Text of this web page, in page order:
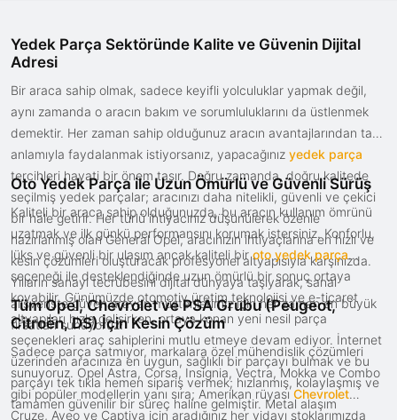
Yedek Parça Sektöründe Kalite ve Güvenin Dijital
Adresi
Bir araca sahip olmak, sadece keyifli yolculuklar yapmak değil,
aynı zamanda o aracın bakım ve sorumluluklarını da üstlenmek
demektir. Her zaman sahip olduğunuz aracın avantajlarından tam
anlamıyla faydalanmak istiyorsanız, yapacağınız yedek parça
tercihleri hayati bir önem taşır. Doğru zamanda, doğru kalitede
seçilmiş yedek parçalar; aracınızı daha nitelikli, güvenli ve çekici
bir hale getirir. Her türlü ihtiyacınız düşünülerek özenle
hazırlanmış olan General Opel, aracınızın ihtiyaçlarına en hızlı ve
kesin çözümleri oluşturacak profesyonel altyapısıyla karşınızda.
Yılların sanayi tecrübesini dijital dünyaya taşıyarak, sanal
alışverişte güven arayan müşterilerimiz için her zaman en büyük
fırsatları sunuyoruz.
Oto Yedek Parça ile Uzun Ömürlü ve Güvenli Sürüş
Kaliteli bir araca sahip olduğunuzda, bu aracın kullanım ömrünü
uzatmak ve ilk günkü performansını korumak istersiniz. Konforlu,
lüks ve güvenli bir ulaşım ancak kaliteli biroto yedek parça
seçeneği ile desteklendiğinde uzun ömürlü bir sonuç ortaya
koyabilir. Günümüzde otomotiv üretim teknolojisi ve e-ticaret
altyapıları hızla gelişirken, ortaya konan yeni nesil parça
seçenekleri araç sahiplerini mutlu etmeye devam ediyor. İnternet
üzerinden aracınıza en uygun, sağlıklı bir parçayı bulmak ve bu
parçayı tek tıkla hemen sipariş vermek; hızlanmış, kolaylaşmış ve
tamamen güvenilir bir süreç haline gelmiştir. Metal alaşım
Tüm Opel, Chevrolet ve PSA Grubu (Peugeot,
Citroën, DS) İçin Kesin Çözüm
Sadece parça satmıyor, markalara özel mühendislik çözümleri
sunuyoruz. Opel Astra, Corsa, Insignia, Vectra, Mokka ve Combo
gibi popüler modellerin yanı sıra; Amerikan rüyasıChevrolet
Cruze, Aveo ve Captiva için aradığınız her vidayı stoklarımızda